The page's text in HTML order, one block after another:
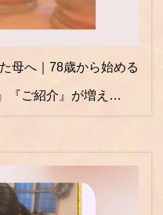
母へ｜78歳から始める
ご紹介』が増え…